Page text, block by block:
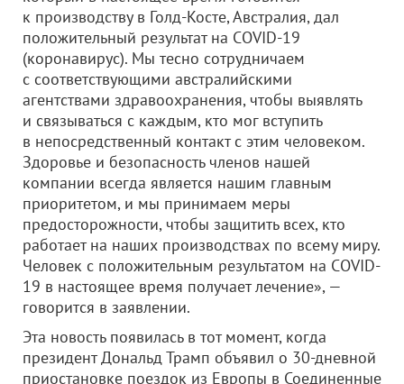
к производству в Голд-Косте, Австралия, дал
положительный результат на COVID-19
(коронавирус). Мы тесно сотрудничаем
с соответствующими австралийскими
агентствами здравоохранения, чтобы выявлять
и связываться с каждым, кто мог вступить
в непосредственный контакт с этим человеком.
Здоровье и безопасность членов нашей
компании всегда является нашим главным
приоритетом, и мы принимаем меры
предосторожности, чтобы защитить всех, кто
работает на наших производствах по всему миру.
Человек с положительным результатом на COVID-
19 в настоящее время получает лечение», —
говорится в заявлении.
Эта новость появилась в тот момент, когда
президент Дональд Трамп объявил о 30-дневной
приостановке поездок из Европы в Соединенные